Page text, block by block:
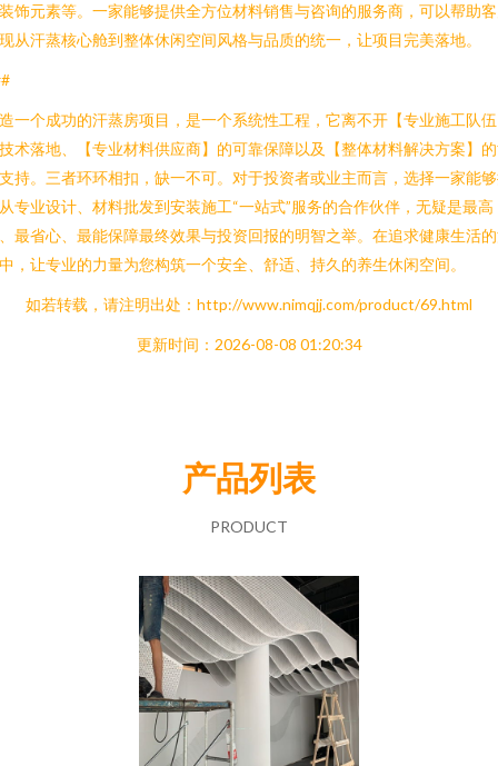
饰元素等。一家能够提供全方位材料销售与咨询的服务商，可以帮助
从汗蒸核心舱到整体休闲空间风格与品质的统一，让项目完美落地。
一个成功的汗蒸房项目，是一个系统性工程，它离不开【专业施工队
术落地、【专业材料供应商】的可靠保障以及【整体材料解决方案】
持。三者环环相扣，缺一不可。对于投资者或业主而言，选择一家能
专业设计、材料批发到安装施工“一站式”服务的合作伙伴，无疑是最高
最省心、最能保障最终效果与投资回报的明智之举。在追求健康生活
，让专业的力量为您构筑一个安全、舒适、持久的养生休闲空间。
如若转载，请注明出处：http://www.nimqjj.com/product/69.html
更新时间：2026-08-08 01:20:34
产品列表
PRODUCT